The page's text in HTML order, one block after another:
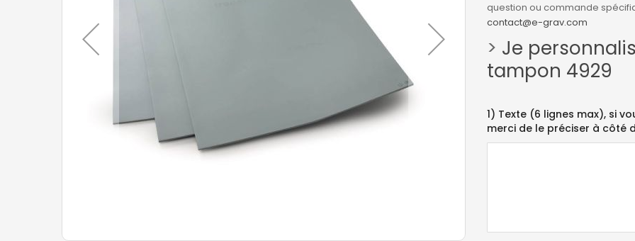
question ou commande
contact@e-grav.com
> Je
tampon 4929
1) Texte (6 lignes max), si
merci de le préciser à côté